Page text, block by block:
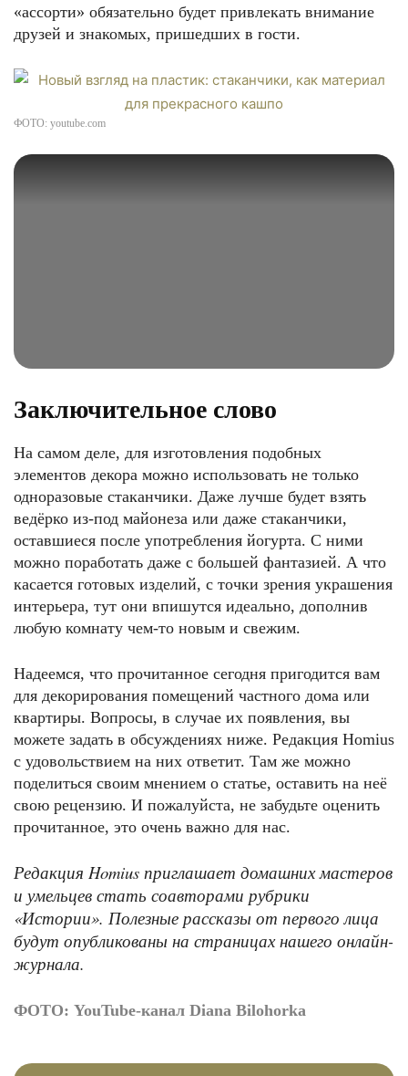
«ассорти» обязательно будет привлекать внимание
друзей и знакомых, пришедших в гости.
ФОТО: youtube.com
Заключительное слово
На самом деле, для изготовления подобных
элементов декора можно использовать не только
одноразовые стаканчики. Даже лучше будет взять
ведёрко из-под майонеза или даже стаканчики,
оставшиеся после употребления йогурта. С ними
можно поработать даже с большей фантазией. А что
касается готовых изделий, с точки зрения украшения
интерьера, тут они впишутся идеально, дополнив
любую комнату чем-то новым и свежим.
Надеемся, что прочитанное сегодня пригодится вам
для декорирования помещений частного дома или
квартиры. Вопросы, в случае их появления, вы
можете задать в обсуждениях ниже. Редакция Homius
с удовольствием на них ответит. Там же можно
поделиться своим мнением о статье, оставить на неё
свою рецензию. И пожалуйста, не забудьте оценить
прочитанное, это очень важно для нас.
Редакция Homius приглашает домашних мастеров
и умельцев стать соавторами рубрики
«Истории». Полезные рассказы от первого лица
будут опубликованы на страницах нашего онлайн-
журнала.
ФОТО: YouTube-канал Diana Bilohorka